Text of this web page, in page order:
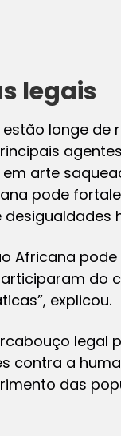
legais
longe de
arte
pode
Africana
do
explicou.
contra a
das